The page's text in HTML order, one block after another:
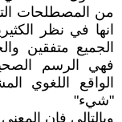
من المصطلحات
انها في نظر
الجميع متفقين
فهي الرسم
الواقع اللغوي
"شيء"
وبالتالي فإن